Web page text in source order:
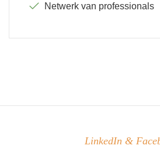
Netwerk van professionals
LinkedIn &